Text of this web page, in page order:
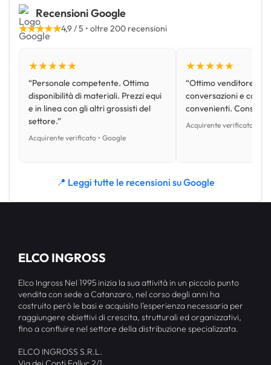
Recensioni Google
★★★★★4,9 / 5 • oltre 200 recensioni
★★★★★
“Personale competente. Ottima
disponibilità di materiali. Prezzi equi
e in linea con gli altri grossisti del
settore.”
Acquirente verificato • Google
★★★★★
“Ottimo venditore,
conversazioni e con
convenienti.
Acquirente verificato •
📍 Leggi tutte le recensioni su Google
ELCO INGROSS
Elco Ingross Nel 1995 inizia la sua attività in un piccolo punto
vendita con sede a Catanzaro, nel corso degli anni ha
costruito però le basi e acquisito l’esperienza necessaria per
raggiungere obiettivi di crescita, strutturali ed organizzativi,
fino a confluire nel settore della distribuzione specializzata.
ELCO INGROSS S.R.L.